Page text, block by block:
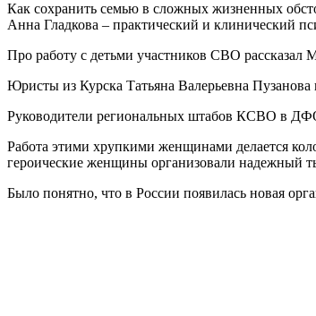
Как сохранить семью в сложных жизненных
Анна Гладкова – практический и клинический
Про работу с детьми участников СВО
Юристы из Курска Татьяна Валерьевна
Руководители региональных штабов КСВО в
Работа этими хрупкими женщинами делается
героические женщины организовали надежный
Было понятно, что в России появилась новая